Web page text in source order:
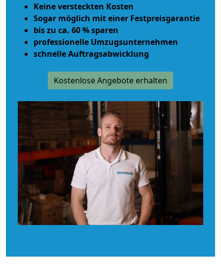
Keine versteckten Kosten
Sogar möglich mit einer Festpreisgarantie
bis zu ca. 60 % sparen
professionelle Umzugsunternehmen
schnelle Auftragsabwicklung
Kostenlose Angebote erhalten